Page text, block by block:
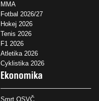
MMA
Fotbal 2026/27
Hokej 2026
Tenis 2026
F1 2026
Atletika 2026
Cyklistika 2026
Ekonomika
Smrt OSVČ